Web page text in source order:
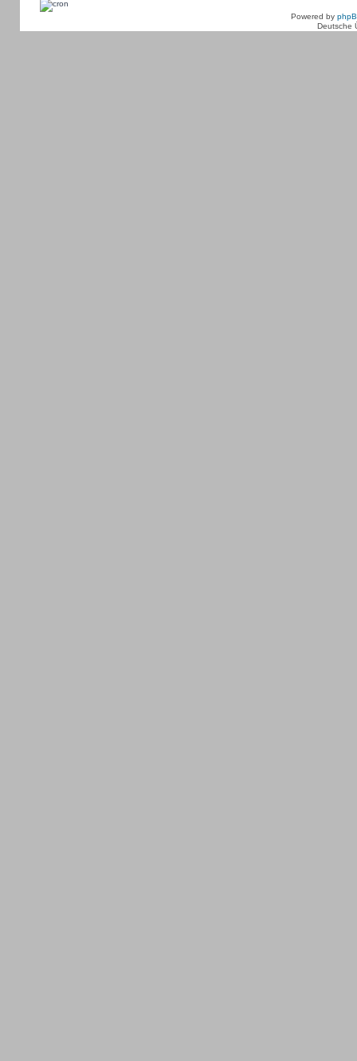
Powered by
Deutsche